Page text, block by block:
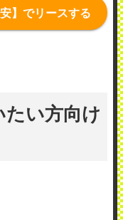
】でリースする
い方向け